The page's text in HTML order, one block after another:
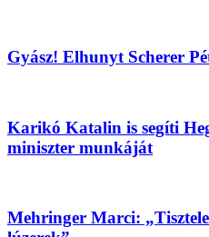
Gyász! Elhunyt Scherer
Karikó Katalin is segíti
miniszter munkáját
Mehringer Marci: